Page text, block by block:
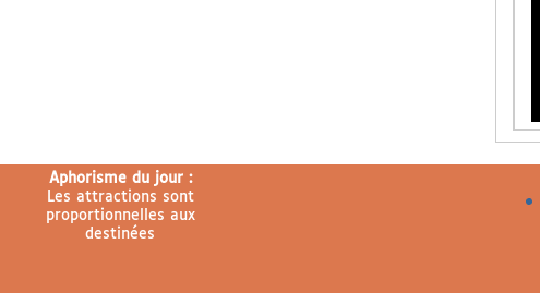
Aphorisme du jour :
Les attractions sont
proportionnelles aux
destinées